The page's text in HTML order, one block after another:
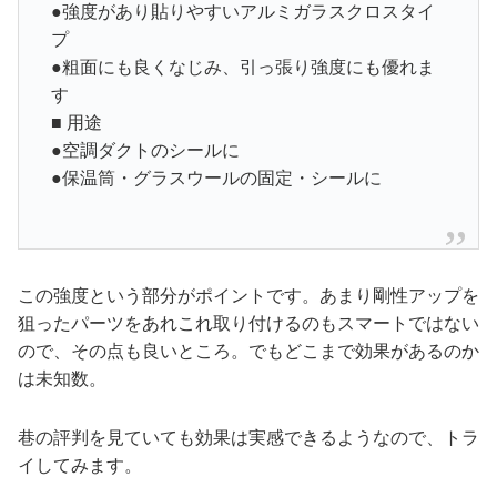
●強度があり貼りやすいアルミガラスクロスタイ
プ
●粗面にも良くなじみ、引っ張り強度にも優れま
す
■ 用途
●空調ダクトのシールに
●保温筒・グラスウールの固定・シールに
この強度という部分がポイントです。あまり剛性アップを
狙ったパーツをあれこれ取り付けるのもスマートではない
ので、その点も良いところ。でもどこまで効果があるのか
は未知数。
巷の評判を見ていても効果は実感できるようなので、トラ
イしてみます。